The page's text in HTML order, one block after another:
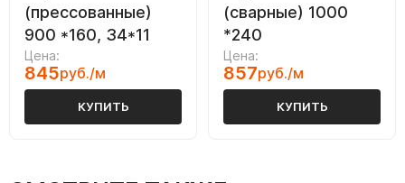
(прессованные)
900 *160, 34*11
Цена:
845руб./м
КУПИТЬ
(сварные) 1000
*240
Цена:
857руб./м
КУПИТЬ